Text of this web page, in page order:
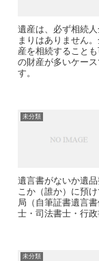
遺産は、必ず相続
まりはありません
産を相続すること
の財産が多いケー
す。
未分類
遺言書がないか遺
こか（誰か）に預
局（自筆証書遺言
士・司法書士・行
未分類